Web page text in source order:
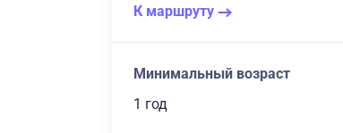
К маршруту
Минимальный возраст
1 год